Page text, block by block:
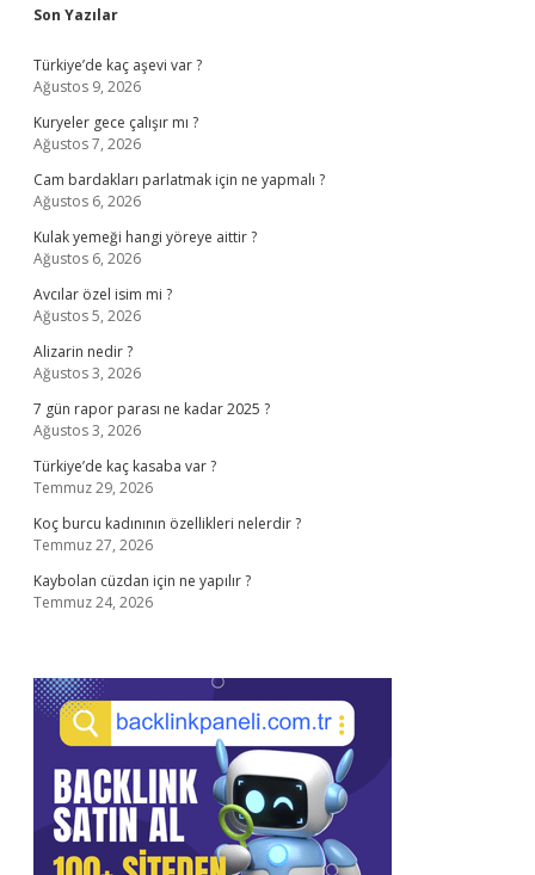
Sidebar
Son Yazılar
Türkiye’de kaç aşevi var ?
Ağustos 9, 2026
Kuryeler gece çalışır mı ?
Ağustos 7, 2026
Cam bardakları parlatmak için ne yapmalı ?
Ağustos 6, 2026
Kulak yemeği hangi yöreye aittir ?
Ağustos 6, 2026
Avcılar özel isim mi ?
Ağustos 5, 2026
Alizarin nedir ?
Ağustos 3, 2026
7 gün rapor parası ne kadar 2025 ?
Ağustos 3, 2026
Türkiye’de kaç kasaba var ?
Temmuz 29, 2026
Koç burcu kadınının özellikleri nelerdir ?
Temmuz 27, 2026
Kaybolan cüzdan için ne yapılır ?
Temmuz 24, 2026